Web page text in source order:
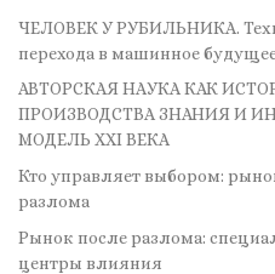
ЧЕЛОВЕК У РУБИЛЬНИКА.
перехода в машинное
АВТОРСКАЯ НАУКА КАК
ПРОИЗВОДСТВА ЗНАНИЯ И
МОДЕЛЬ XXI ВЕКА
Кто управляет выбором:
разлома
Рынок после разлома:
центры влияния